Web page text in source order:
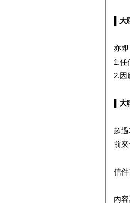
▌
亦
1.任
2.因
▌
超
前
信
內容